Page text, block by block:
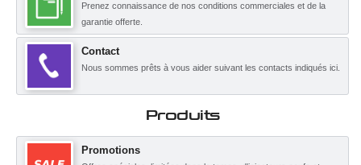
Prenez connaissance de nos conditions commerciales et de la
garantie offerte.
Contact
Nous sommes prêts à vous aider suivant les contacts indiqués ici.
Produits
Promotions